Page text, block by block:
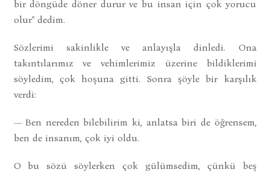
bir döngüde döner durur ve bu insan için çok yorucu
olur" dedim.
Sözlerimi sakinlikle ve anlayışla dinledi. Ona
takıntılarımız ve vehimlerimiz üzerine bildiklerimi
söyledim, çok hoşuna gitti. Sonra şöyle bir karşılık
verdi:
— Ben nereden bilebilirim ki, anlatsa biri de öğrensem,
ben de insanım, çok iyi oldu.
O bu sözü söylerken çok gülümsedim, çünkü beş